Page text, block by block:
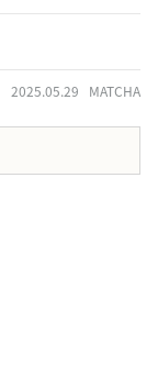
2025.05.29 MATCHA